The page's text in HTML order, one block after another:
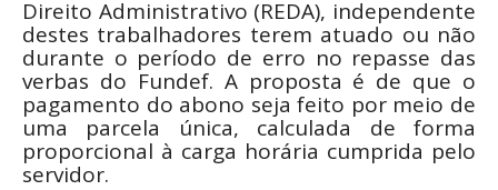
Direito Administrativo (REDA), independente
destes trabalhadores terem atuado ou não
durante o período de erro no repasse das
verbas do Fundef. A proposta é de que o
pagamento do abono seja feito por meio de
uma parcela única, calculada de forma
proporcional à carga horária cumprida pelo
servidor.